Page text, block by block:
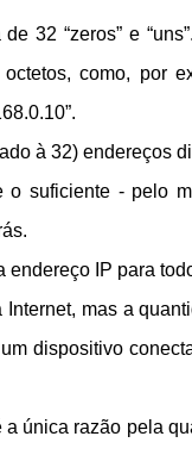
32 “zeros” e
como, por
à 32) endereços
o suficiente - pelo
endereço IP para
mas a
dispositivo
única razão pela